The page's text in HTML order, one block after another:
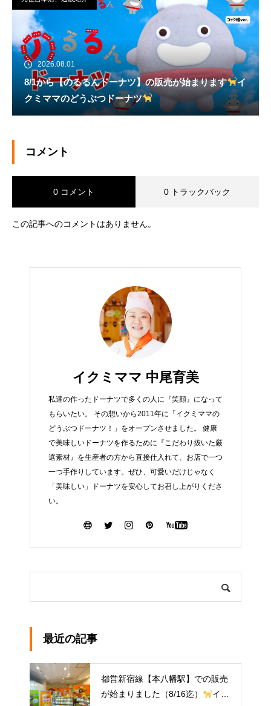
2026.08.01
8/1から【のるるんドーナツ】の販売が始まります
イ
クミママのどうぶつドーナツ
コメント
0 コメント 0 トラックバック
この記事へのコメントはありません。
イクミママ 中尾育美
私達の作ったドーナツで多くの人に『笑顔』になって
もらいたい。 その想いから2011年に「イクミママの
どうぶつドーナツ！」をオープンさせました。 健康
で美味しいドーナツを作るために『こだわり抜いた厳
選素材』を生産者の方から直接仕入れて、お店で一つ
一つ手作りしています。ぜひ、可愛いだけじゃなく
「美味しい」ドーナツを安心してお召し上がりくださ
い。
最近の記事
都営新宿線【本八幡駅】での販売
が始まりました（8/16迄）
イク